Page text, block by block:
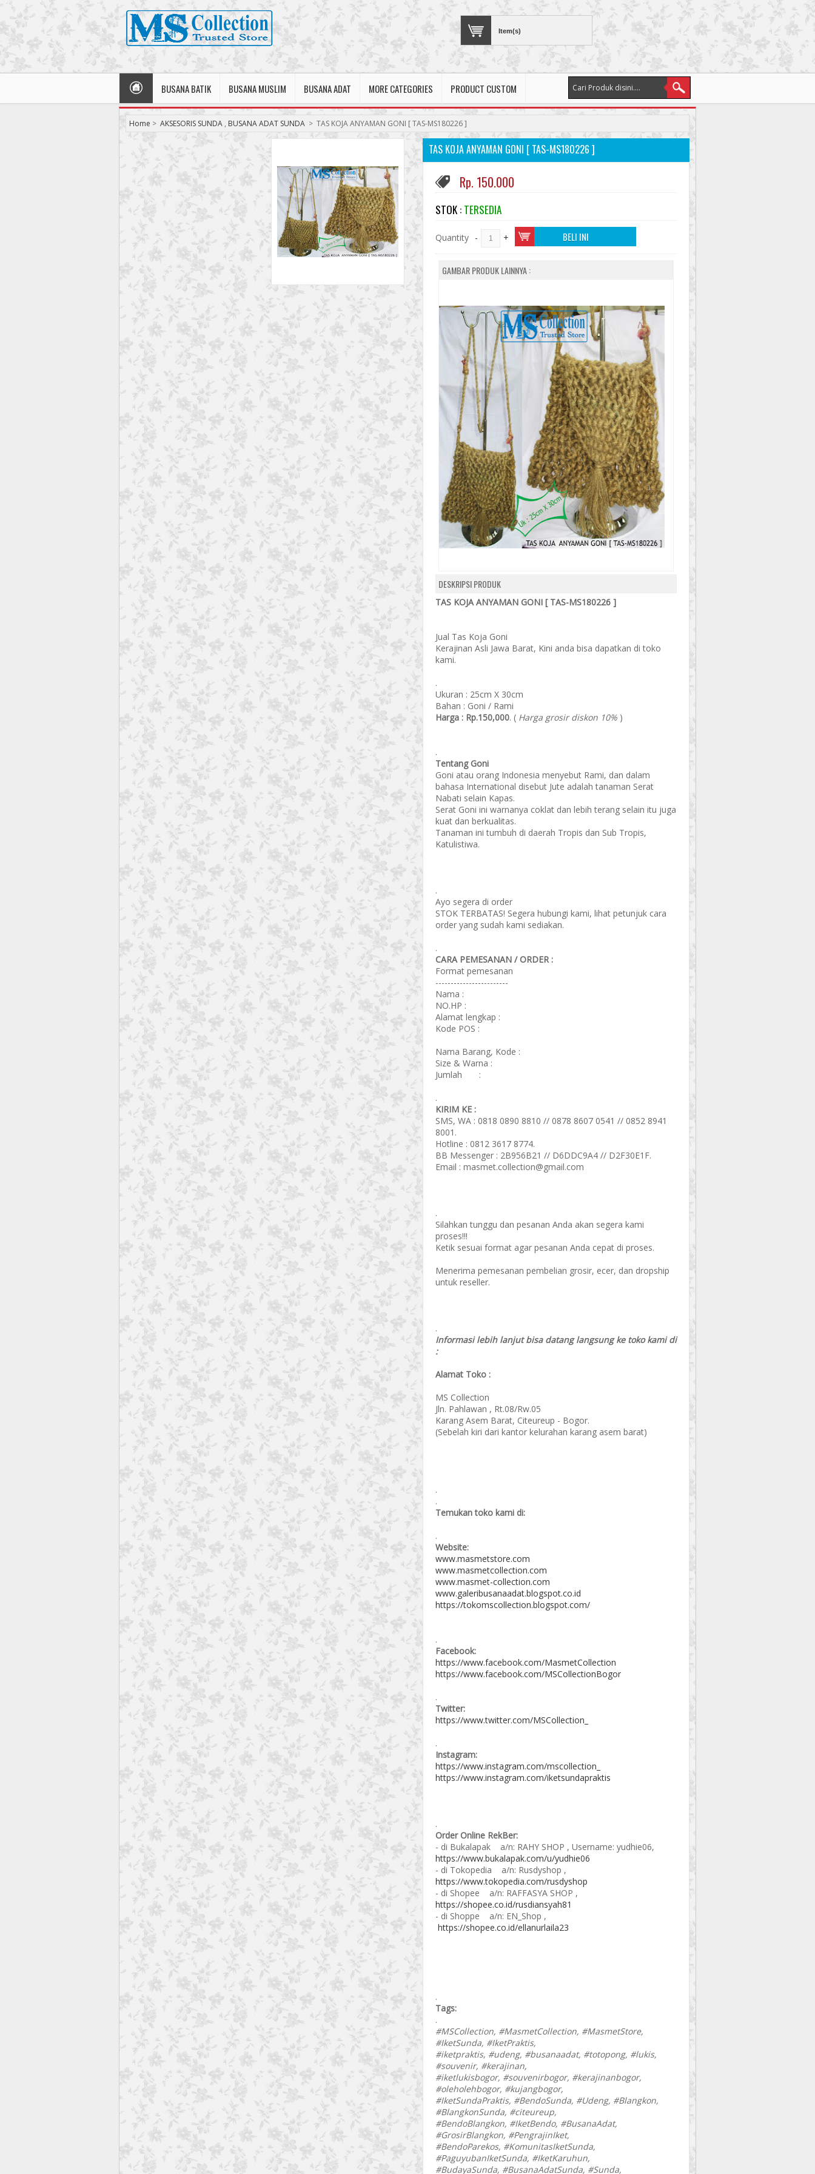
Item(s)
BUSANA BATIK BUSANA MUSLIM BUSANA ADAT MORE CATEGORIES PRODUCT CUSTOM
Home > AKSESORIS SUNDA , BUSANA ADAT SUNDA > TAS KOJA ANYAMAN GONI [ TAS-MS180226 ]
TAS KOJA ANYAMAN GONI [ TAS-MS180226 ]
Rp. 150.000
STOK : TERSEDIA
Quantity - + BELI INI
GAMBAR PRODUK LAINNYA :
DESKRIPSI PRODUK
TAS KOJA ANYAMAN GONI [ TAS-MS180226 ]
Jual Tas Koja Goni
Kerajinan Asli Jawa Barat, Kini anda bisa dapatkan di toko
kami.
.
Ukuran : 25cm X 30cm
Bahan : Goni / Rami
Harga : Rp.150,000. ( Harga grosir diskon 10% )
.
Tentang Goni
Goni atau orang Indonesia menyebut Rami, dan dalam
bahasa International disebut Jute adalah tanaman Serat
Nabati selain Kapas.
Serat Goni ini warnanya coklat dan lebih terang selain itu juga
kuat dan berkualitas.
Tanaman ini tumbuh di daerah Tropis dan Sub Tropis,
Katulistiwa.
.
Ayo segera di order
STOK TERBATAS! Segera hubungi kami, lihat petunjuk cara
order yang sudah kami sediakan.
.
CARA PEMESANAN / ORDER :
Format pemesanan
------------------------
Nama :
NO.HP :
Alamat lengkap :
Kode POS :
Nama Barang, Kode :
Size & Warna :
Jumlah :
.
KIRIM KE :
SMS, WA : 0818 0890 8810 // 0878 8607 0541 // 0852 8941
8001.
Hotline : 0812 3617 8774.
BB Messenger : 2B956B21 // D6DDC9A4 // D2F30E1F.
Email : masmet.collection@gmail.com
.
Silahkan tunggu dan pesanan Anda akan segera kami
proses!!!
Ketik sesuai format agar pesanan Anda cepat di proses.
Menerima pemesanan pembelian grosir, ecer, dan dropship
untuk reseller.
.
Informasi lebih lanjut bisa datang langsung ke toko kami di
:
Alamat Toko :
MS Collection
Jln. Pahlawan , Rt.08/Rw.05
Karang Asem Barat, Citeureup - Bogor.
(Sebelah kiri dari kantor kelurahan karang asem barat)
.
.
Temukan toko kami di:
.
Website:
www.masmetstore.com
www.masmetcollection.com
www.masmet-collection.com
www.galeribusanaadat.blogspot.co.id
https://tokomscollection.blogspot.com/
.
Facebook:
https://www.facebook.com/MasmetCollection
https://www.facebook.com/MSCollectionBogor
.
Twitter:
https://www.twitter.com/MSCollection_
.
Instagram:
https://www.instagram.com/mscollection_
https://www.instagram.com/iketsundapraktis
.
Order Online RekBer:
- di Bukalapak a/n: RAHY SHOP , Username: yudhie06,
https://www.bukalapak.com/u/yudhie06
- di Tokopedia a/n: Rusdyshop ,
https://www.tokopedia.com/rusdyshop
- di Shopee a/n: RAFFASYA SHOP ,
https://shopee.co.id/rusdiansyah81
- di Shoppe a/n: EN_Shop ,
https://shopee.co.id/ellanurlaila23
.
Tags:
.
#MSCollection, #MasmetCollection, #MasmetStore,
#IketSunda, #IketPraktis,
#iketpraktis, #udeng, #busanaadat, #totopong, #lukis,
#souvenir, #kerajinan,
#iketlukisbogor, #souvenirbogor, #kerajinanbogor,
#oleholehbogor, #kujangbogor,
#IketSundaPraktis, #BendoSunda, #Udeng, #Blangkon,
#BlangkonSunda, #citeureup,
#BendoBlangkon, #IketBendo, #BusanaAdat,
#GrosirBlangkon, #PengrajinIket,
#BendoParekos, #KomunitasIketSunda,
#PaguyubanIketSunda, #IketKaruhun,
#BudayaSunda, #BusanaAdatSunda, #Sunda,